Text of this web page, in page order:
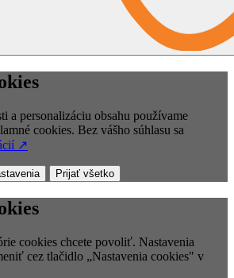
a personalizáciu obsahu používame
cookies. Bez vášho súhlasu sa
↗
Prijať všetko
cookies chcete povoliť. Nastavenia
cez tlačidlo „Nastavenia cookies" v